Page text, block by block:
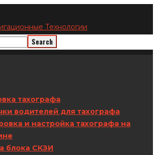
тахографа
водителей для тахографа
и настройка тахографа на
блока СКЗИ